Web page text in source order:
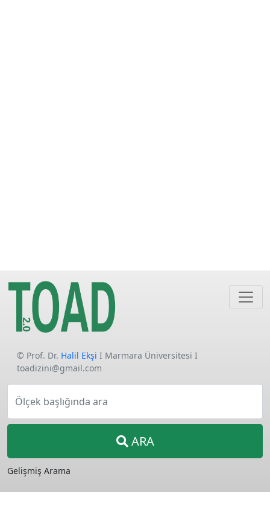
© Prof. Dr. Halil Ekşi I Marmara Üniversitesi I
toadizini@gmail.com
Ölçek başlığında ara
ARA
Gelişmiş Arama